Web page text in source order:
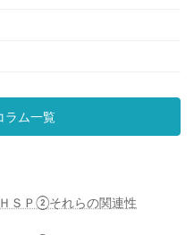
ラム一覧
ＳＰ②それらの関連性